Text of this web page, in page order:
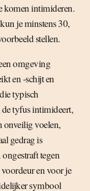
komen intimideren.
je minstens 30,
stellen.
omgeving
en -schijt en
typisch
tyfus intimideert,
onveilig voelen,
gedrag is
tegen
en voor je
symbool